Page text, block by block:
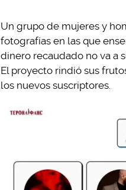
Un grupo de mujeres y
fotografías en las que
dinero recaudado no va a
El proyecto rindió sus
los nuevos suscriptores.